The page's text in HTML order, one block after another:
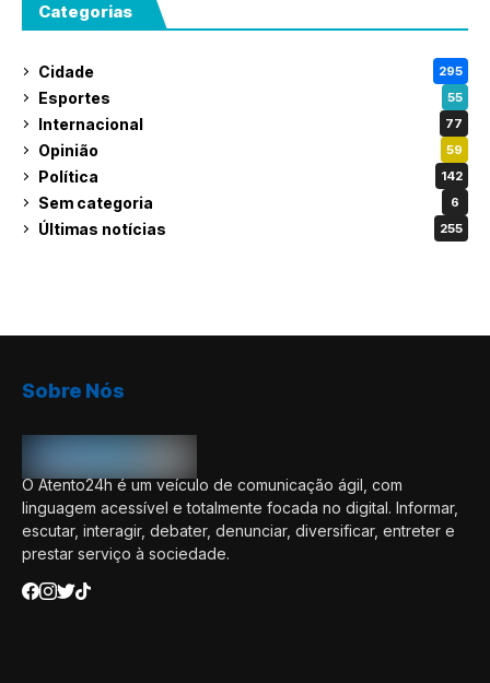
Categorias
Cidade 295
Esportes 55
Internacional 77
Opinião 59
Política 142
Sem categoria 6
Últimas notícias 255
Sobre Nós
O Atento24h é um veículo de comunicação ágil, com
linguagem acessível e totalmente focada no digital. Informar,
escutar, interagir, debater, denunciar, diversificar, entreter e
prestar serviço à sociedade.